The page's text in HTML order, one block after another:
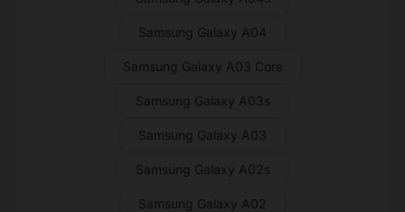
Samsung Galaxy A04
Samsung Galaxy A03 Core
Samsung Galaxy A03s
Samsung Galaxy A03
Samsung Galaxy A02s
Samsung Galaxy A02